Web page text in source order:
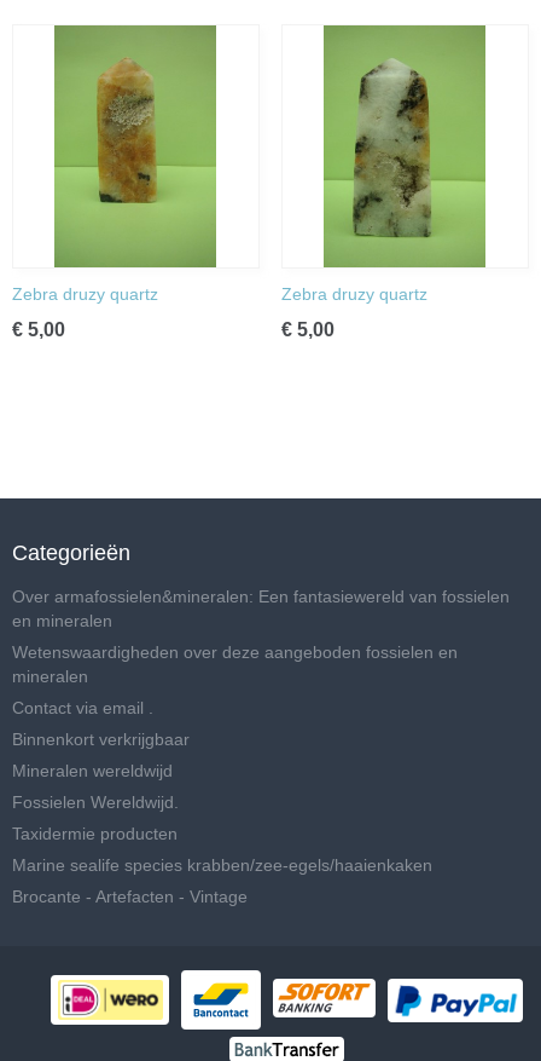
Zebra druzy quartz
€ 5,00
Zebra druzy quartz
€ 5,00
Categorieën
Over armafossielen&mineralen: Een fantasiewereld van fossielen
en mineralen
Wetenswaardigheden over deze aangeboden fossielen en
mineralen
Contact via email .
Binnenkort verkrijgbaar
Mineralen wereldwijd
Fossielen Wereldwijd.
Taxidermie producten
Marine sealife species krabben/zee-egels/haaienkaken
Brocante - Artefacten - Vintage